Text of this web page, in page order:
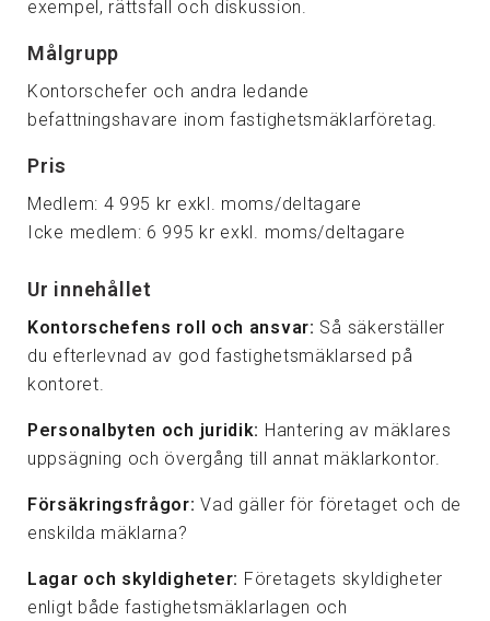
exempel, rättsfall och diskussion.
Målgrupp
Kontorschefer och andra ledande
befattningshavare inom fastighetsmäklarföretag.
Pris
Medlem: 4 995 kr exkl. moms/deltagare
Icke medlem: 6 995 kr exkl. moms/deltagare
Ur innehållet
Kontorschefens roll och ansvar: Så säkerställer
du efterlevnad av god fastighetsmäklarsed på
kontoret.
Personalbyten och juridik: Hantering av mäklares
uppsägning och övergång till annat mäklarkontor.
Försäkringsfrågor: Vad gäller för företaget och de
enskilda mäklarna?
Lagar och skyldigheter: Företagets skyldigheter
enligt både fastighetsmäklarlagen och